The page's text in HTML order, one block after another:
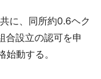
に、同所約0.6ヘク
合設立の認可を申
動する。